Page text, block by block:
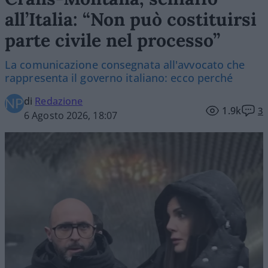
all’Italia: “Non può costituirsi
parte civile nel processo”
La comunicazione consegnata all'avvocato che
rappresenta il governo italiano: ecco perché
di Redazione
6 Agosto 2026, 18:07
1.9k 3